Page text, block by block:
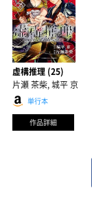
虚構推理 (25)
片瀬 茶柴, 城平 京
単行本
作品詳細